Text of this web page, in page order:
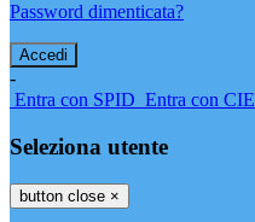
Password dimenticata?
-
Entra con SPID Entra con CIE
Seleziona utente
button close ×